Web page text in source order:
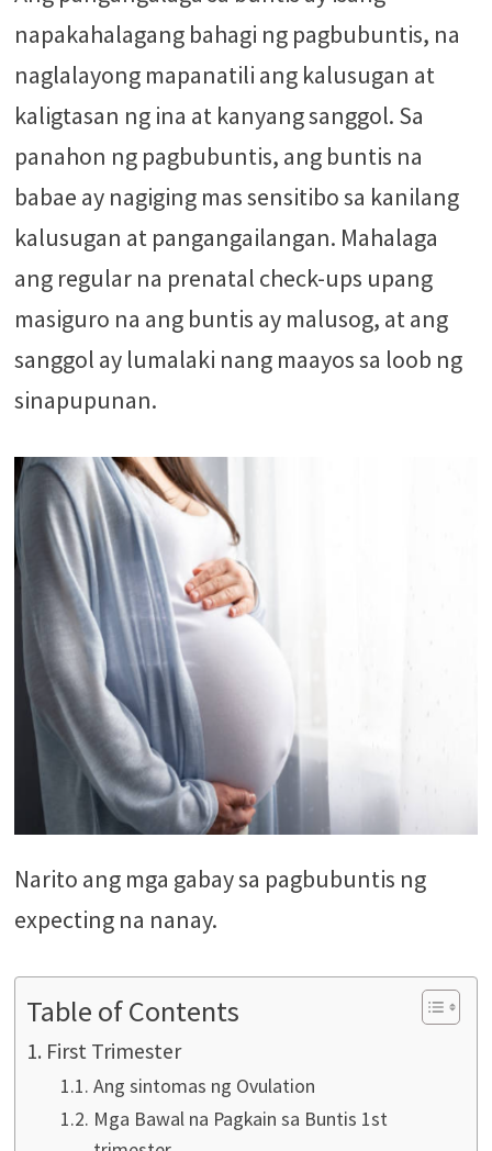
napakahalagang bahagi ng pagbubuntis, na
naglalayong mapanatili ang kalusugan at
kaligtasan ng ina at kanyang sanggol. Sa
panahon ng pagbubuntis, ang buntis na
babae ay nagiging mas sensitibo sa kanilang
kalusugan at pangangailangan. Mahalaga
ang regular na prenatal check-ups upang
masiguro na ang buntis ay malusog, at ang
sanggol ay lumalaki nang maayos sa loob ng
sinapupunan.
Narito ang mga gabay sa pagbubuntis ng
expecting na nanay.
Table of Contents
First Trimester
Ang sintomas ng Ovulation
Mga Bawal na Pagkain sa Buntis 1st